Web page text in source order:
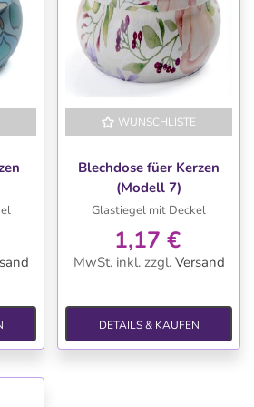
WUNSCHLISTE
Blechdose füer Kerzen
(Modell 7)
Glastiegel mit Deckel
1,17 €
MwSt. inkl. zzgl. Versand
DETAILS & KAUFEN